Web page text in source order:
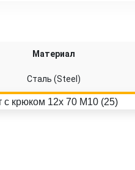
Материал
Сталь (Steel)